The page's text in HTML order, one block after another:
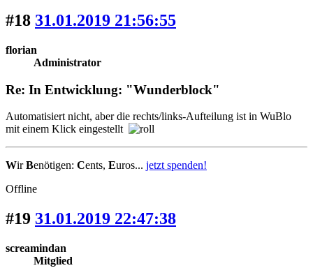
#18 31.01.2019 21:56:55
florian
Administrator
Re: In Entwicklung: "Wunderblock"
Automatisiert nicht, aber die rechts/links-Aufteilung ist in WuBlo
mit einem Klick eingestellt
WirBenötigen: Cents, Euros... jetzt spenden!
Offline
#19 31.01.2019 22:47:38
screamindan
Mitglied